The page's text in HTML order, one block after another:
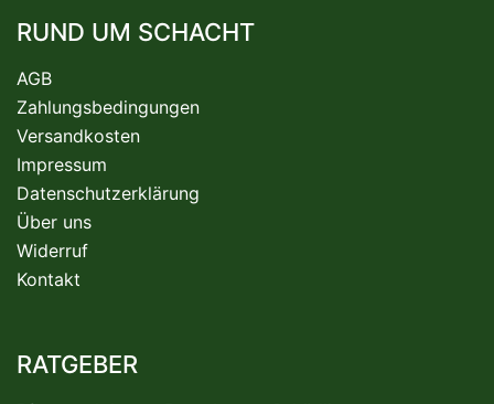
RUND UM SCHACHT
AGB
Zahlungsbedingungen
Versandkosten
Impressum
Datenschutzerklärung
Über uns
Widerruf
Kontakt
RATGEBER